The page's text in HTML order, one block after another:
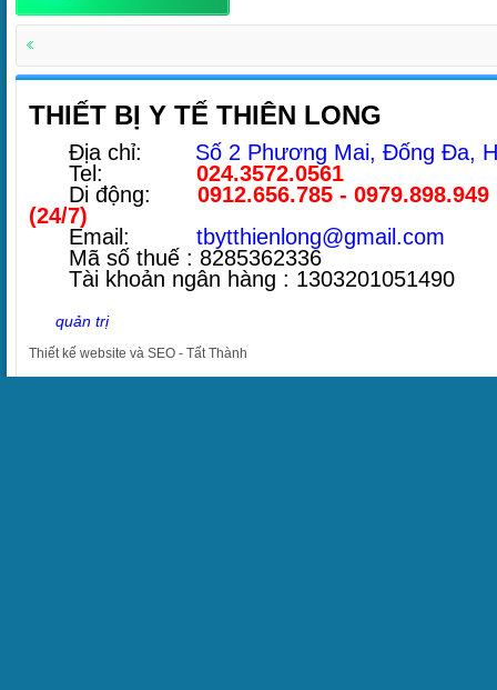
THIẾT BỊ Y TẾ THIÊN LONG
Địa chỉ: Số 2 Phương Mai, Đống Đa,
Tel: 024.3572.0561
Di động: 0912.656.785 - 0979.898.949
(24/7)
Email: tbytthienlong@gmail.com
Mã số thuế : 8285362336
Tài khoản ngân hàng : 1303201051490
quản trị
Thiết kế website và SEO - Tất Thành